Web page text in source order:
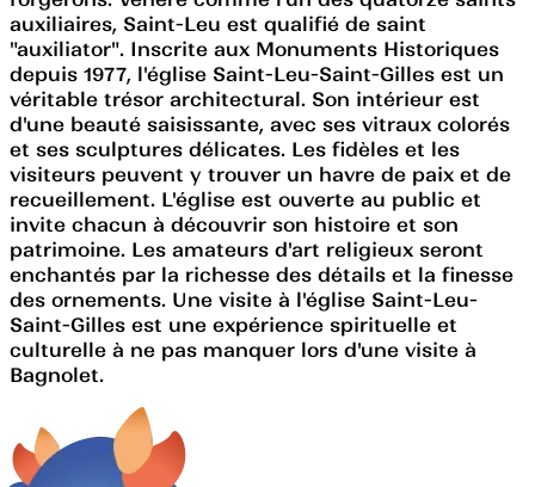
auxiliaires, Saint-Leu est qualifié de saint
"auxiliator". Inscrite aux Monuments Historiques
depuis 1977, l'église Saint-Leu-Saint-Gilles est un
véritable trésor architectural. Son intérieur est
d'une beauté saisissante, avec ses vitraux colorés
et ses sculptures délicates. Les fidèles et les
visiteurs peuvent y trouver un havre de paix et de
recueillement. L'église est ouverte au public et
invite chacun à découvrir son histoire et son
patrimoine. Les amateurs d'art religieux seront
enchantés par la richesse des détails et la finesse
des ornements. Une visite à l'église Saint-Leu-
Saint-Gilles est une expérience spirituelle et
culturelle à ne pas manquer lors d'une visite à
Bagnolet.